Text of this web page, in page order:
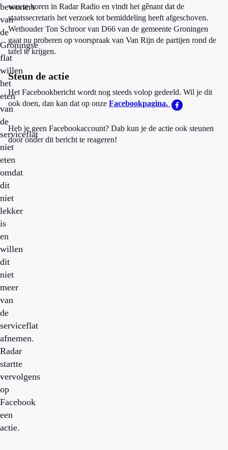
bewoners
van
de
Groningse
flat
willen
het
eten
van
de
serviceflat
niet
eten
omdat
dit
niet
lekker
is
en
willen
dit
niet
meer
van
de
serviceflat
afnemen.
Radar
startte
vervolgens
op
Facebook
een
actie.
was te horen in Radar Radio en vindt het gênant dat de
staatssecretaris het verzoek tot bemiddeling heeft afgeschoven.
Wethouder Ton Schroor van D66 van de gemeente Groningen
gaat nu proberen op voorspraak van Van Rijn de partijen rond de
tafel te krijgen.
Steun de actie
Het Facebookbericht wordt nog steeds volop gedeeld. Wil je dit
ook doen, dan kan dat op onze Facebookpagina.
Heb je geen Facebookaccount? Dab kun je de actie ook steunen
door onder dit bericht te reageren!